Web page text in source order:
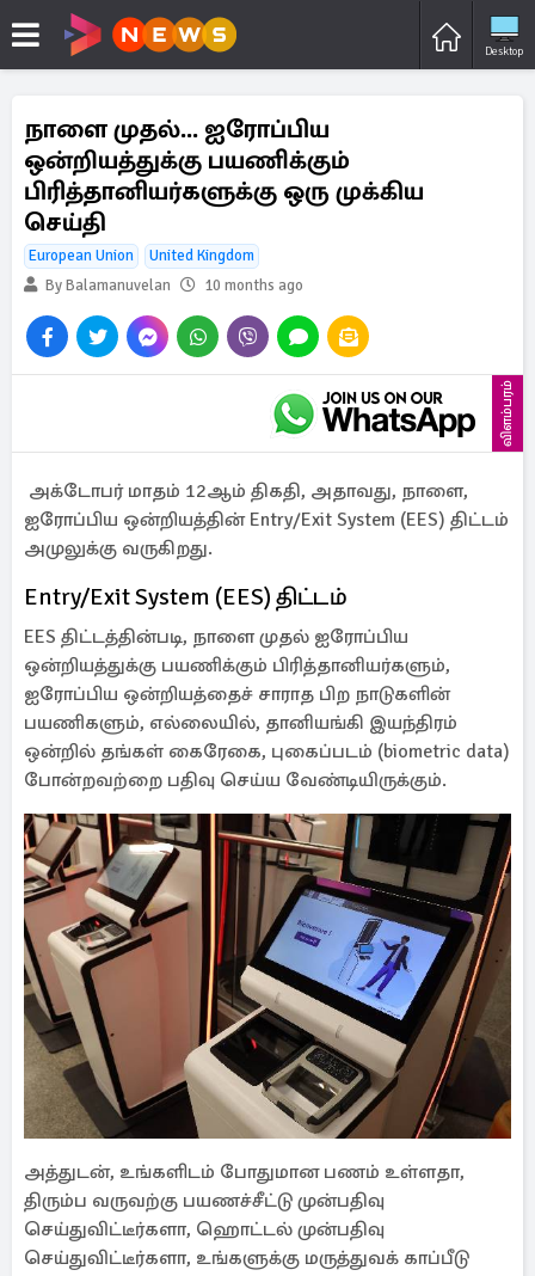
Desktop
நாளை முதல்... ஐரோப்பிய
ஒன்றியத்துக்கு பயணிக்கும்
பிரித்தானியர்களுக்கு ஒரு முக்கிய
செய்தி
European Union
United Kingdom
By Balamanuvelan
10 months ago
விளம்பரம்
அக்டோபர் மாதம் 12ஆம் திகதி, அதாவது, நாளை,
ஐரோப்பிய ஒன்றியத்தின் Entry/Exit System (EES) திட்டம்
அமுலுக்கு வருகிறது.
Entry/Exit System (EES) திட்டம்
EES திட்டத்தின்படி, நாளை முதல் ஐரோப்பிய
ஒன்றியத்துக்கு பயணிக்கும் பிரித்தானியர்களும்,
ஐரோப்பிய ஒன்றியத்தைச் சாராத பிற நாடுகளின்
பயணிகளும், எல்லையில், தானியங்கி இயந்திரம்
ஒன்றில் தங்கள் கைரேகை, புகைப்படம் (biometric data)
போன்றவற்றை பதிவு செய்ய வேண்டியிருக்கும்.
அத்துடன், உங்களிடம் போதுமான பணம் உள்ளதா,
திரும்ப வருவற்கு பயணச்சீட்டு முன்பதிவு
செய்துவிட்டீர்களா, ஹொட்டல் முன்பதிவு
செய்துவிட்டீர்களா, உங்களுக்கு மருத்துவக் காப்பீடு